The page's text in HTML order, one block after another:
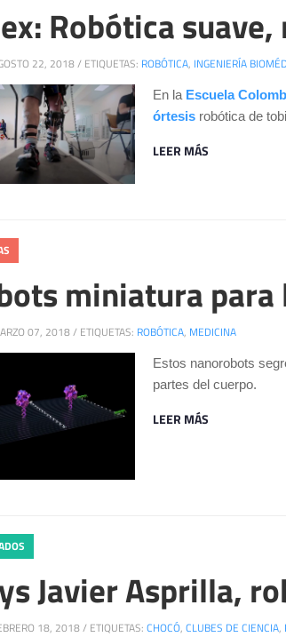
Robótica
22, 2018/ ETIQUETAS: ROBÓTICA, INGENIERÍA
En la Escuela
órtesis robótica de
LEER MÁS
miniatura
07, 2018/ ETIQUETAS: ROBÓTICA, MEDICINA
Estos nanorobots
partes del cuerpo.
LEER MÁS
Javier Asprilla,
18, 2018/ ETIQUETAS: CHOCÓ, CLUBES DE CIENCIA,